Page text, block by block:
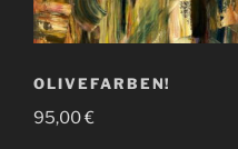
OLIVEFARBEN!
95,00€